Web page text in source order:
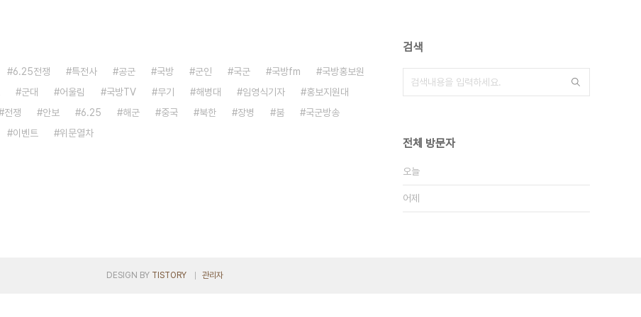
6.25전쟁 특전사 공군 국방 군인 국군 국방fm
국방홍보원
군대 어울림 국방TV 무기 해병대 임영식기자
홍보지원대
전쟁 안보 6.25 해군 중국 북한 장병 붐
국군방송
이벤트 위문열차
검색
전체 방문자
오늘
어제
DESIGN BY TISTORY 관리자